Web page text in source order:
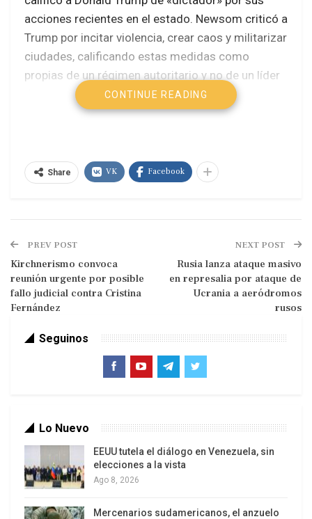
acciones recientes en el estado. Newsom criticó a
Trump por incitar violencia, crear caos y militarizar
ciudades, calificando estas medidas como
propias de un régimen autoritario y no de un líder
democrático
redadas migratorias de Trump
Los Ángeles: represión, arresto y
Además, Newsom anunció que planea demandar
a Trump por ordenar el despliegue de 2,000
considera ilegal y represiva contra los inmigrantes
y opositores políticos.Esta medida ha generado
una fuerte tensión política y social en el estado.
de
vídeo
CONTINUE READING
Share VK Facebook
PREV POST
Kirchnerismo convoca
reunión urgente por posible
fallo judicial contra Cristina
Fernández
NEXT POST
Rusia lanza ataque masivo
en represalia por ataque de
Ucrania a aeródromos
rusos
Seguinos
Lo Nuevo
EEUU tutela el diálogo en Venezuela, sin
elecciones a la vista
Ago 8, 2026
Mercenarios sudamericanos, el anzuelo